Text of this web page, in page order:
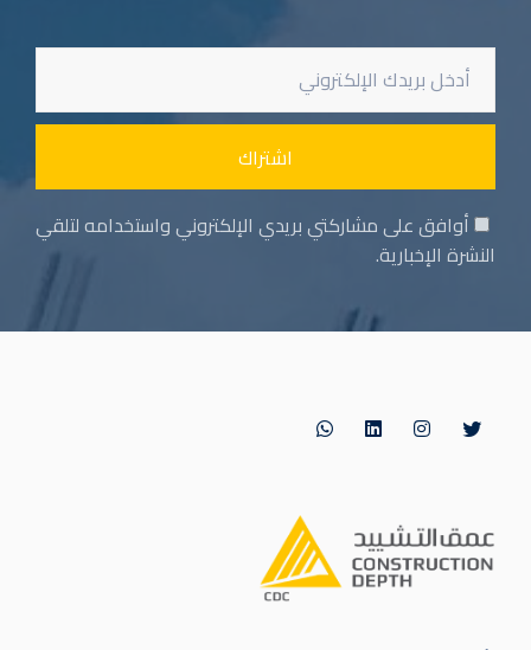
أوافق على مشاركتي بريدي الإلكتروني واستخدامه لتلقي
النشرة الإخبارية.